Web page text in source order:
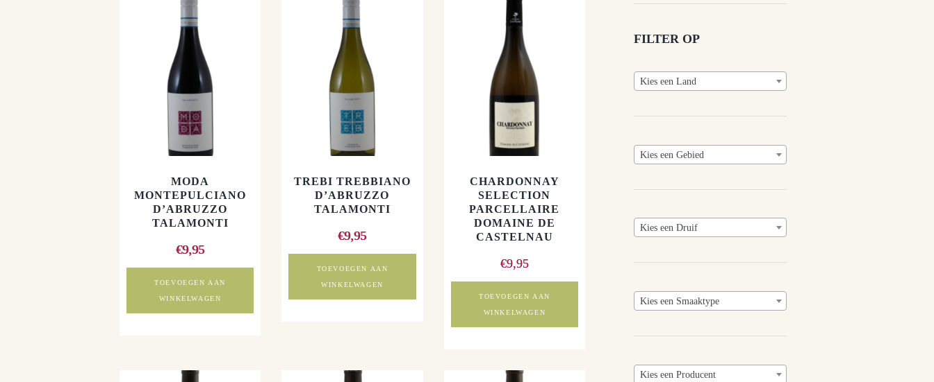
variaties.
Deze
optie
kan
gekozen
worden
de
productpagina
MODA
MONTEPULCIANO
D’ABRUZZO
TALAMONTI
€9,95
TOEVOEGEN AAN
WINKELWAGEN
TREBI TREBBIANO
D’ABRUZZO
TALAMONTI
€9,95
TOEVOEGEN AAN
WINKELWAGEN
CHARDONNAY
SELECTION
PARCELLAIRE
DOMAINE DE
CASTELNAU
€9,95
TOEVOEGEN AAN
WINKELWAGEN
FILTER OP
Kies een Land
Kies een Gebied
Kies een Druif
Kies een Smaaktype
Kies een Producent